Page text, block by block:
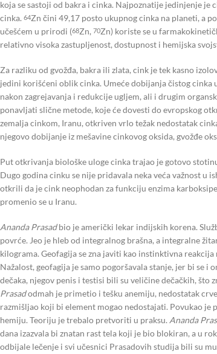
koja se sastoji od bakra i cinka. Najpoznatije jedinjenje
cinka. 64Zn čini 49,17 posto ukupnog cinka na planeti, a
učešćem u prirodi (68Zn, 70Zn) koriste se u
relativno visoka zastupljenost, dostupnost i hemijska
Za razliku od gvožđa, bakra ili zlata, cink je tek kasno
jedini korišćeni oblik cinka. Umeće dobijanja čistog
nakon zagrejavanja i redukcije ugljem, ali i drugim
ponavljati slične metode, koje će dovesti do evropskog
zemalja cinkom, Iranu, otkriven vrlo težak nedostatak
njegovo dobijanje iz mešavine cinkovog oksida, gvožđe
Put otkrivanja biološke uloge cinka trajao je gotovo
Dugo godina cinku se nije pridavala neka veća važnost u
otkrili da je cink neophodan za funkciju enzima
promenio se u Iranu.
Ananda Prasadbio je američki lekar indijskih korena.
povrće. Jeo je hleb od integralnog brašna, a integralne
kilograma. Geofagija se zna javiti kao instinktivna
Nažalost, geofagija je samo pogoršavala stanje, jer bi se
dečaka, njegov penis i testisi bili su veličine dečačkih, što
Prasadodmah je primetio i tešku anemiju, nedostatak
razmišljao koji bi element mogao nedostajati. Povukao je
hemiju. Teoriju je trebalo pretvoriti u praksu. Ananda
dana izazvala bi znatan rast tela koji je bio blokiran, a u
odbijale lečenje i svi učesnici Prasadovih studija bili su